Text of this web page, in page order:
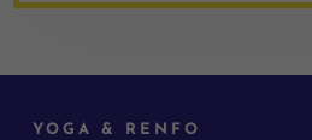
YOGA & RENFO